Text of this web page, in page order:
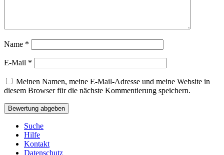
Name *
E-Mail *
Meinen Namen, meine E-Mail-Adresse und meine Website in
diesem Browser für die nächste Kommentierung speichern.
Suche
Hilfe
Kontakt
Datenschutz